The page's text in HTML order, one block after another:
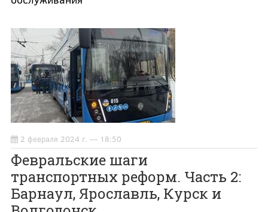
2 февраля 2024 г. — 18:50
Февральские шаги
транспортных реформ. Часть 2:
Барнаул, Ярославль, Курск и